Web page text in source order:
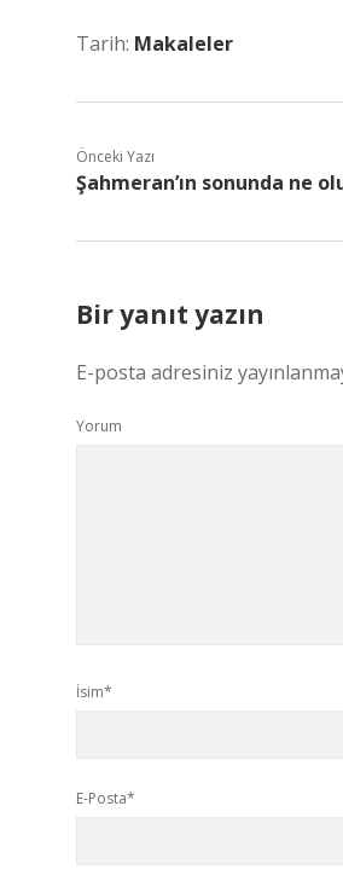
Tarih: Makaleler
Önceki Yazı
Şahmeran’ın sonunda ne
Bir yanıt yazın
E-posta adresiniz
Yorum
İsim*
E-Posta*